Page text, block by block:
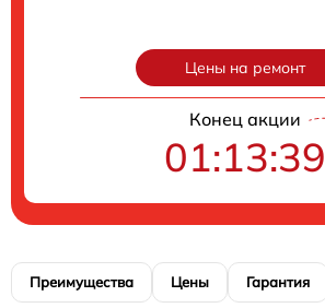
Цены на ремонт
Конец акции
01:13:38
Преимущества Цены Гарантия